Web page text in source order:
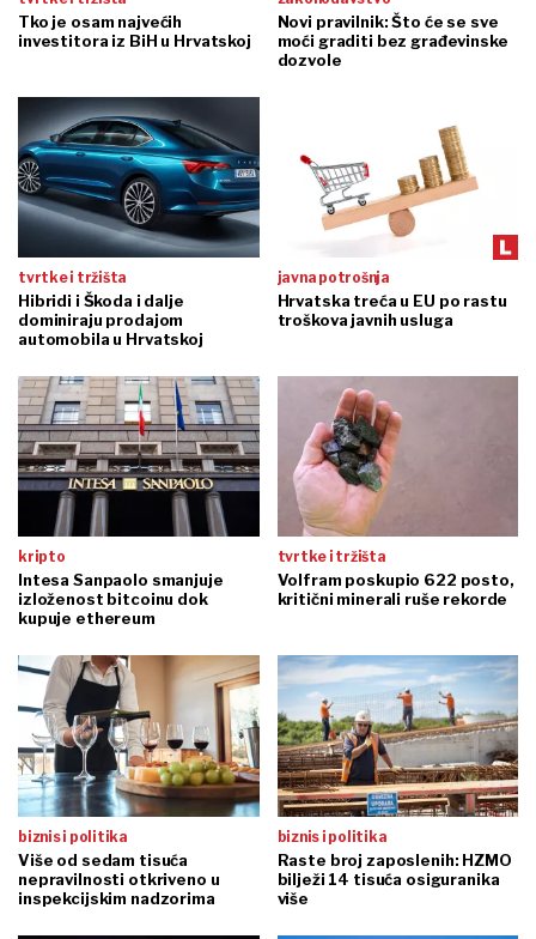
Tko je osam najvećih
investitora iz BiH u Hrvatskoj
Novi pravilnik: Što će se sve
moći graditi bez građevinske
dozvole
tvrtke i tržišta
Hibridi i Škoda i dalje
dominiraju prodajom
automobila u Hrvatskoj
javna potrošnja
Hrvatska treća u EU po rastu
troškova javnih usluga
kripto
Intesa Sanpaolo smanjuje
izloženost bitcoinu dok
kupuje ethereum
tvrtke i tržišta
Volfram poskupio 622 posto,
kritični minerali ruše rekorde
biznis i politika
Više od sedam tisuća
nepravilnosti otkriveno u
inspekcijskim nadzorima
biznis i politika
Raste broj zaposlenih: HZMO
bilježi 14 tisuća osiguranika
više